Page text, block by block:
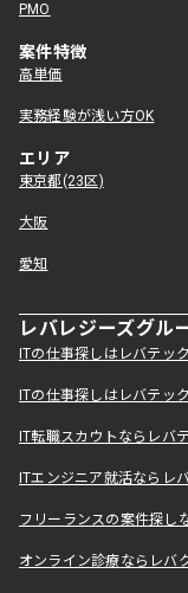
PMO
案件特徴
高単価
実務経験が浅い方OK
エリア
東京都(23区)
大阪
愛知
レバレジーズグル
ITの仕事探しはレバテック
ITの仕事探しはレバテッ
IT転職スカウトならレバ
ITエンジニア就活ならレ
フリーランスの案件探し
オンライン診療ならレバ